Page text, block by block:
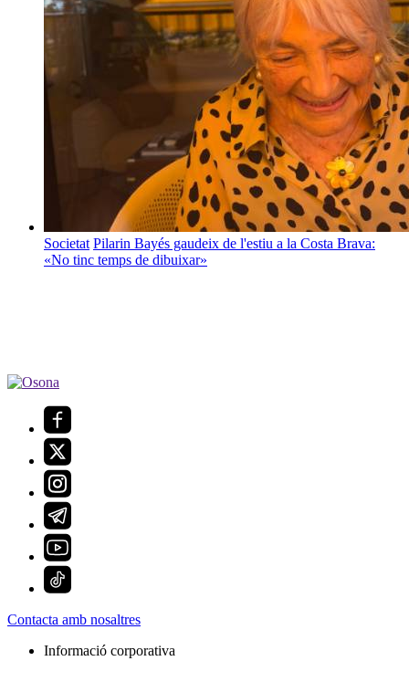
Societat Pilarin Bayés gaudeix de l'estiu a la Costa Brava:
«No tinc temps de dibuixar»
Contacta amb nosaltres
Informació corporativa